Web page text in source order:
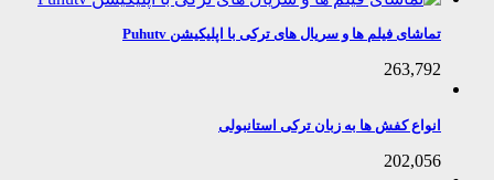
تماشای فیلم ها و سریال های ترکی با اپلیکیشن Puhutv
263,792
انواع کفش ها به زبان ترکی استانبولی
202,056